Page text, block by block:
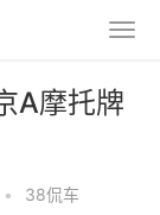
A摩托牌
• 38侃车